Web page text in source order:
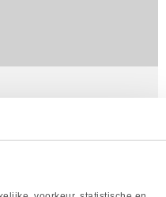
die je tegenkomt,
met een
bevordert, zeker bij